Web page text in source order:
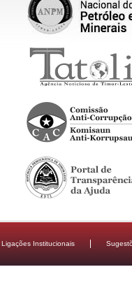
Ligações Institucionais